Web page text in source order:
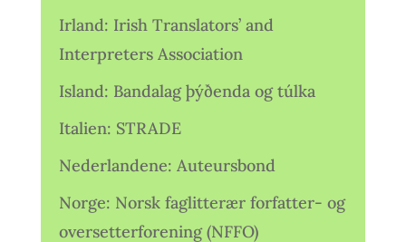
Irland: Irish Translators’ and
Interpreters Association
Island: Bandalag þýðenda og túlka
Italien: STRADE
Nederlandene: Auteursbond
Norge: Norsk faglitterær forfatter- og
oversetterforening (NFFO)